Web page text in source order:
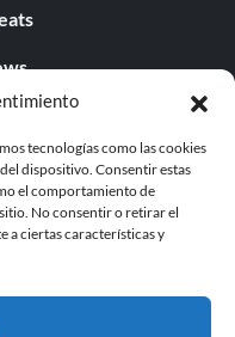
tecnologías como las cookies
dispositivo. Consentir estas
el comportamiento de
No consentir o retirar el
a ciertas características y